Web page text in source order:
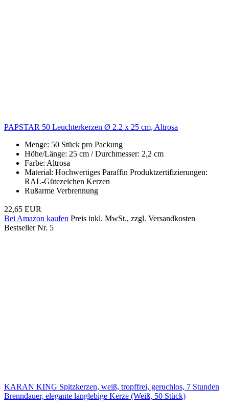
PAPSTAR 50 Leuchterkerzen Ø 2.2 x 25 cm, Altrosa
Menge: 50 Stück pro Packung
Höhe/Länge: 25 cm / Durchmesser: 2,2 cm
Farbe: Altrosa
Material: Hochwertiges Paraffin Produktzertifizierungen:
RAL-Gütezeichen Kerzen
Rußarme Verbrennung
22,65 EUR
Bei Amazon kaufen Preis inkl. MwSt., zzgl. Versandkosten
Bestseller Nr. 5
KARAN KING Spitzkerzen, weiß, tropffrei, geruchlos, 7 Stunden
Brenndauer, elegante langlebige Kerze (Weiß, 50 Stück)